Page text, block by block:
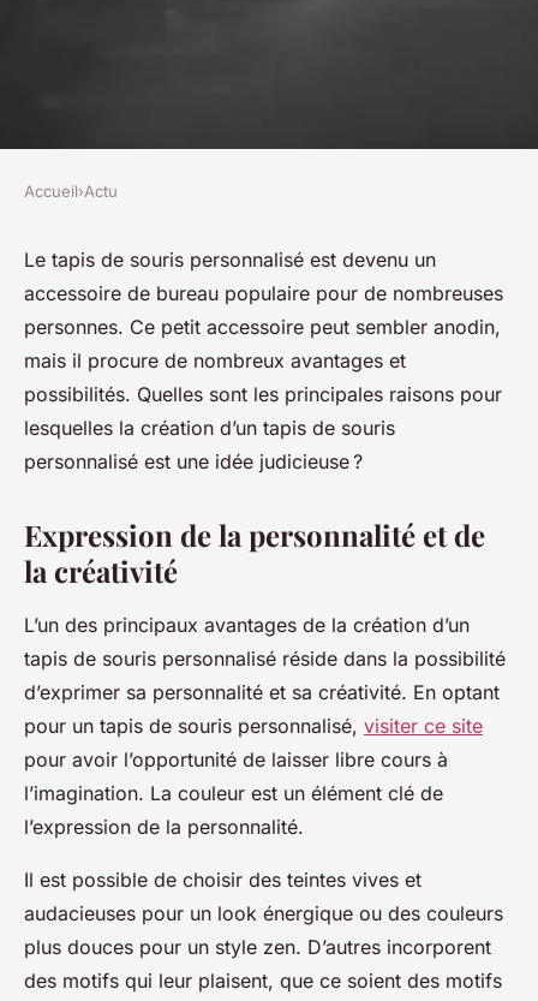
Pourquoi créer un tapis de
souris personnalisé ?
josèphe •23 octobre 2023•2 min de lecture
Accueil›Actu
Le tapis de souris personnalisé est devenu un
accessoire de bureau populaire pour de nombreuses
personnes. Ce petit accessoire peut sembler anodin,
mais il procure de nombreux avantages et
possibilités. Quelles sont les principales raisons pour
lesquelles la création d’un tapis de souris
personnalisé est une idée judicieuse ?
Expression de la personnalité et de
la créativité
L’un des principaux avantages de la création d’un
tapis de souris personnalisé réside dans la possibilité
d’exprimer sa personnalité et sa créativité. En optant
pour un tapis de souris personnalisé, visiter ce site
pour avoir l’opportunité de laisser libre cours à
l’imagination. La couleur est un élément clé de
l’expression de la personnalité.
Il est possible de choisir des teintes vives et
audacieuses pour un look énergique ou des couleurs
plus douces pour un style zen. D’autres incorporent
des motifs qui leur plaisent, que ce soient des motifs